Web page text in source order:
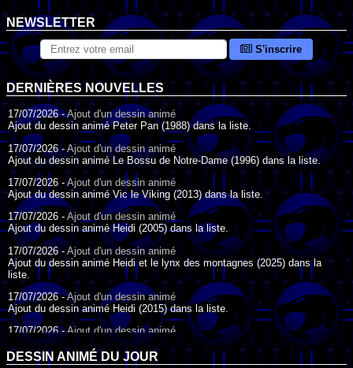
NEWSLETTER
S'inscrire
DERNIÈRES NOUVELLES
17/07/2026 -Ajout d'un dessin animé
Ajout du dessin animé Peter Pan (1988) dans la liste.
17/07/2026 -Ajout d'un dessin animé
Ajout du dessin animé Le Bossu de Notre-Dame (1996) dans la liste.
17/07/2026 - Ajout d'un dessin animé
Ajout du dessin animé Vic le Viking (2013) dans la liste.
17/07/2026 - Ajout d'un dessin animé
Ajout du dessin animé Heidi (2005) dans la liste.
17/07/2026 -Ajout d'un dessin animé
Ajout du dessin animé Heidi et le lynx des montagnes (2025) dans la
liste.
17/07/2026 -Ajout d'un dessin animé
Ajout du dessin animé Heidi (2015) dans la liste.
17/07/2026 -Ajout d'un dessin animé
Ajout du dessin animé Heidi (1995) dans la liste.
09/07/2026 -Ajout d'un dessin animé
DESSIN ANIMÉ DU JOUR